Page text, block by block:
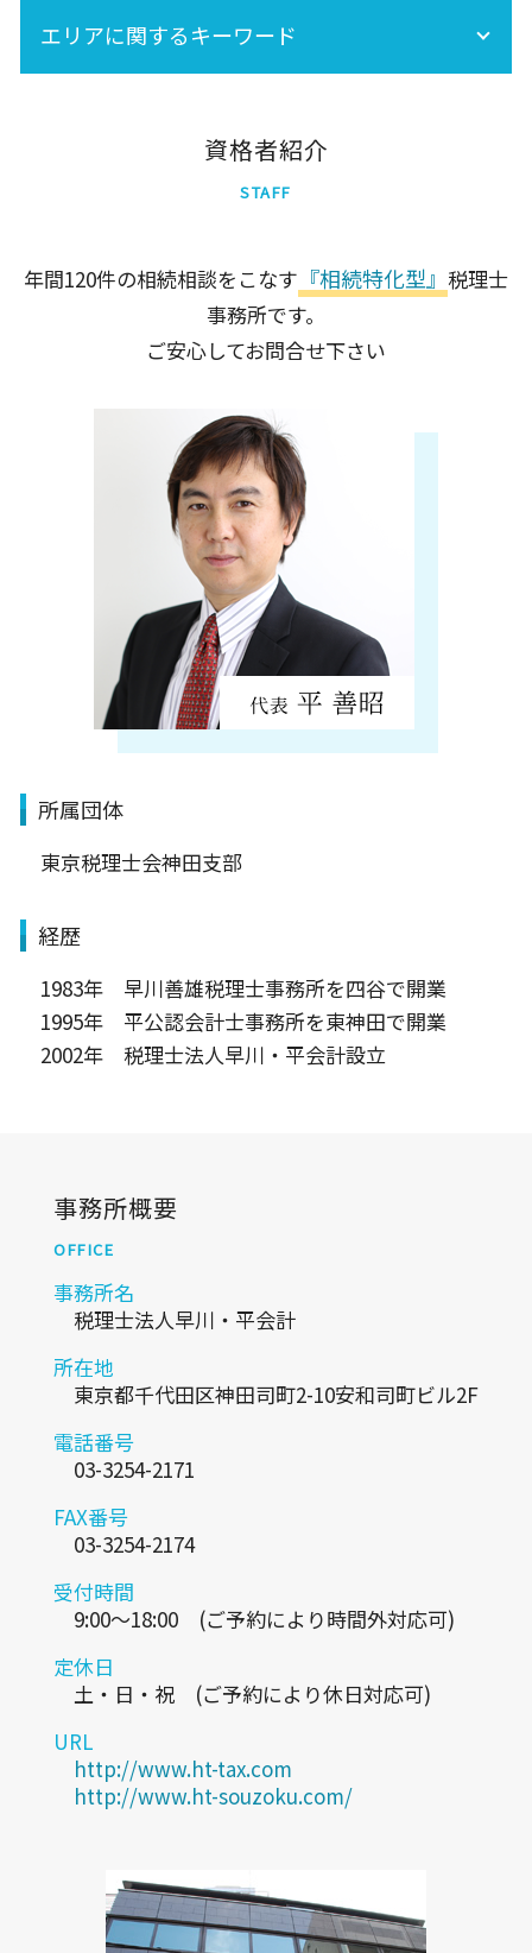
相続税 非課税
相続税 期限
事業承継税制
エリアに関するキーワード
千代田区
新宿区
資格者紹介
STAFF
年間120件の相続相談をこなす 『相続特化型』 税理士
事務所です。
ご安心してお問合せ下さい
所属団体
東京税理士会神田支部
経歴
1983年 早川善雄税理士事務所を四谷で開業
1995年 平公認会計士事務所を東神田で開業
2002年 税理士法人早川・平会計設立
事務所概要
OFFICE
事務所名
税理士法人早川・平会計
所在地
東京都千代田区神田司町2-10安和司町ビル2F
電話番号
03-3254-2171
FAX番号
03-3254-2174
受付時間
9:00～18:00 (ご予約により時間外対応可)
定休日
土・日・祝 (ご予約により休日対応可)
URL
http://www.ht-tax.com
http://www.ht-souzoku.com/